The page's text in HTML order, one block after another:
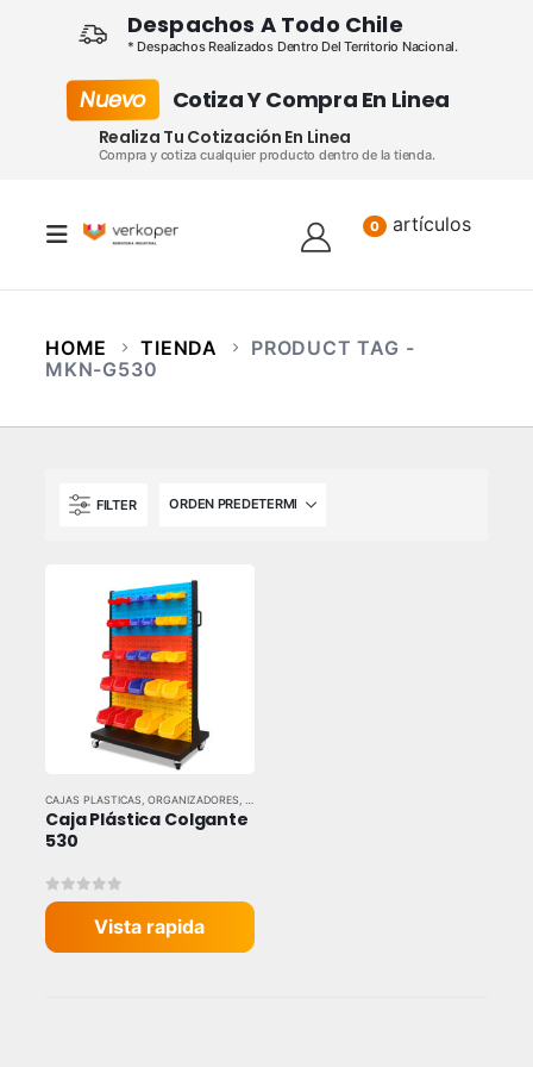
Despachos A Todo Chile
* Despachos Realizados Dentro Del Territorio Nacional.
Nuevo Cotiza Y Compra En Linea
Realiza Tu Cotización En Linea
Compra y cotiza cualquier producto dentro de la tienda.
0 artículos
HOME TIENDA
PRODUCT TAG -
MKN-G530
FILTER
CAJAS PLASTICAS ORGANIZADORES
Caja Plástica Colgante
530
0out of 5
Vista rapida